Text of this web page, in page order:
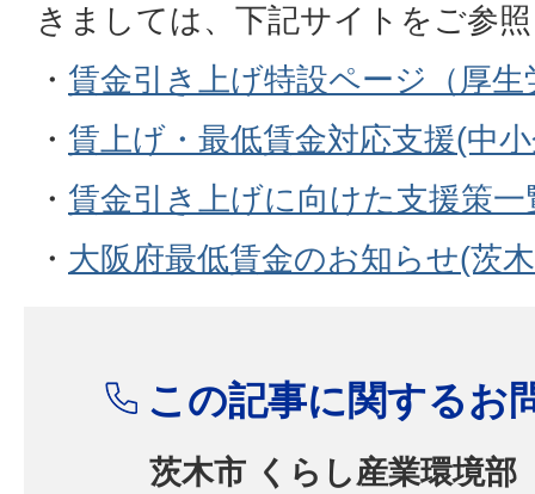
きましては、下記サイトをご参
・ 賃金引き上げ特設ページ（厚生
・ 賃上げ・最低賃金対応支援(中
・ 賃金引き上げに向けた支援策一
・ 大阪府最低賃金のお知らせ(茨
この記事に関するお
茨木市 くらし産業環境